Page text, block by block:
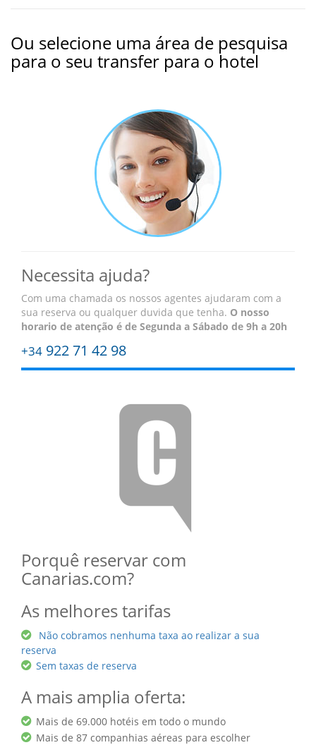
Ou selecione uma área de pesquisa
para o seu transfer para o hotel
Necessita ajuda?
Com uma chamada os nossos agentes ajudaram com a
sua reserva ou qualquer duvida que tenha. O nosso
horario de atenção é de Segunda a Sábado de 9h a 20h
+34 922 71 42 98
Porquê reservar com
Canarias.com?
As melhores tarifas
Não cobramos nenhuma taxa ao realizar a sua
reserva
Sem taxas de reserva
A mais amplia oferta:
Mais de 69.000 hotéis em todo o mundo
Mais de 87 companhias aéreas para escolher